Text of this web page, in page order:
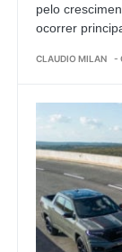
pelo
ocorrer
CLAUDIO MILAN -